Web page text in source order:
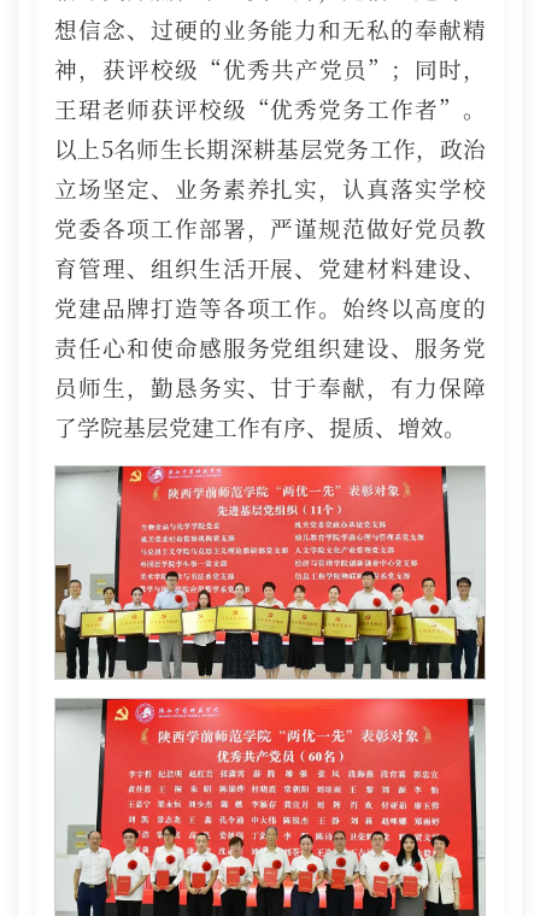
想信念、过硬的业务能力和无私的奉献精
神，获评校级“优秀共产党员”；同时，
王珺老师获评校级“优秀党务工作者”。
以上5名师生长期深耕基层党务工作，政治
立场坚定、业务素养扎实，认真落实学校
党委各项工作部署，严谨规范做好党员教
育管理、组织生活开展、党建材料建设、
党建品牌打造等各项工作。始终以高度的
责任心和使命感服务党组织建设、服务党
员师生，勤恳务实、甘于奉献，有力保障
了学院基层党建工作有序、提质、增效。